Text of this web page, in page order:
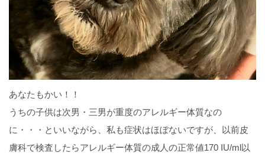
あなたもかい！！
うちの子供は次男・三男が重度のアレルギー体質なの
に・・・といいながら、私も症状はほぼないですが、以前皮
膚科で検査したらアレルギー体質の成人の正常値170 IU/ml以